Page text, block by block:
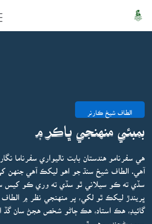
الطاف شيخ ڪارنر
بمبئي منهنجي ڀاڪر ۾
هي سفرنامو هندستان بابت ناليواري سفرناما
آهي. الطاف شيخ سنڌ جو اهو ليکڪ آهي جنهن
سڏي ته ڪو سيلاني ٿو سڏي ته وري ڪو کيس
ڀريندڙ ليکڪ ٿو لکي، پر منهنجي نظر ۾ الطاف
گائيڊ، هڪ استاد، هڪ ڄاڻو شخص هجڻ سان گڏ
سبب بڻجندو رهي ٿو.